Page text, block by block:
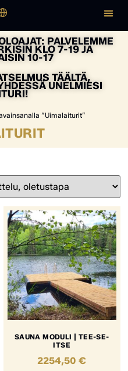
PALVELEMME
KLO 7-19 JA
10-17
TÄÄLTÄ,
UNELMIESI
“Uimalaiturit”
SAUNA MODULI | TEE-SE-
ITSE
2254,50€